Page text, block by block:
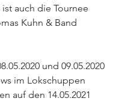
auch die Tournee
Kuhn & Band
und 09.05.2020
im Lokschuppen
auf den 14.05.2021